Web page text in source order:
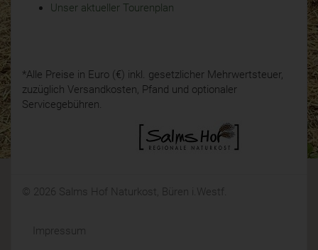
Unser aktueller Tourenplan
*Alle Preise in Euro (€) inkl. gesetzlicher Mehrwertsteuer,
zuzüglich Versandkosten, Pfand und optionaler
Servicegebühren.
© 2026 Salms Hof Naturkost, Büren i.Westf.
Impressum